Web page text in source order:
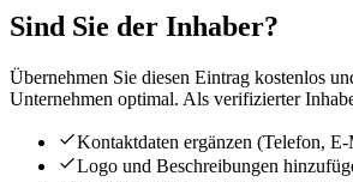
Sind Sie der Inhaber?
Übernehmen Sie diesen Eintrag kostenlos
Unternehmen optimal. Als verifizierter
Kontaktdaten ergänzen (Telefon,
Logo und Beschreibungen